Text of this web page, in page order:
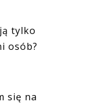
tylko
osób?
się na